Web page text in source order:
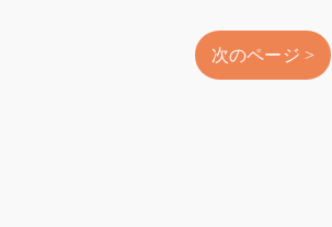
次のページ >